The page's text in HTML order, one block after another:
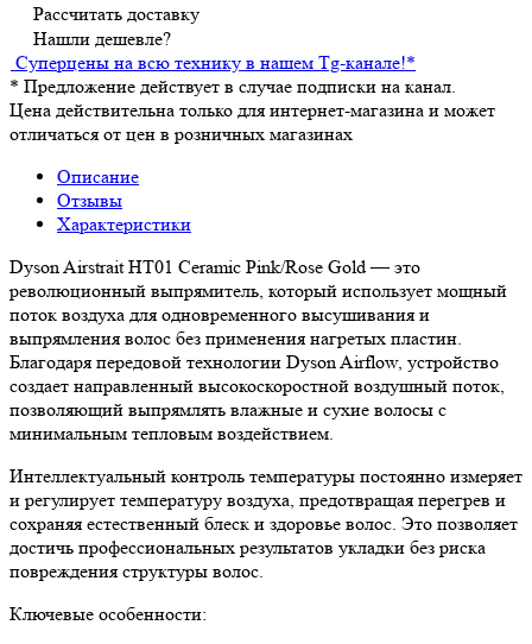
Рассчитать доставку
Нашли дешевле?
Суперцены на всю технику в нашем Tg-канале!*
* Предложение действует в случае подписки на канал.
Цена действительна только для интернет-магазина и может
отличаться от цен в розничных магазинах
Описание
Отзывы
Характеристики
Dyson Airstrait HT01 Ceramic Pink/Rose Gold — это
революционный выпрямитель, который использует мощный
поток воздуха для одновременного высушивания и
выпрямления волос без применения нагретых пластин.
Благодаря передовой технологии Dyson Airflow, устройство
создает направленный высокоскоростной воздушный поток,
позволяющий выпрямлять влажные и сухие волосы с
минимальным тепловым воздействием.
Интеллектуальный контроль температуры постоянно измеряет
и регулирует температуру воздуха, предотвращая перегрев и
сохраняя естественный блеск и здоровье волос. Это позволяет
достичь профессиональных результатов укладки без риска
повреждения структуры волос.
Ключевые особенности: